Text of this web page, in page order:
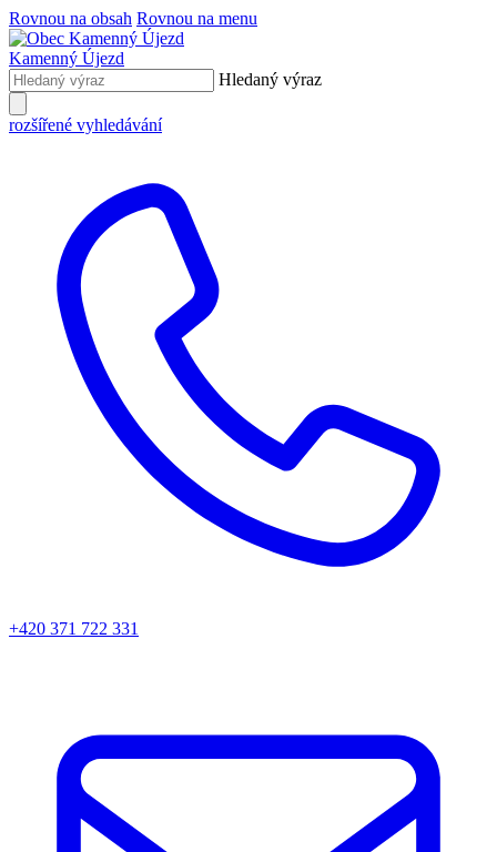
Rovnou na obsah Rovnou na menu
Kamenný Újezd
Hledaný výraz
rozšířené vyhledávání
+420 371 722 331